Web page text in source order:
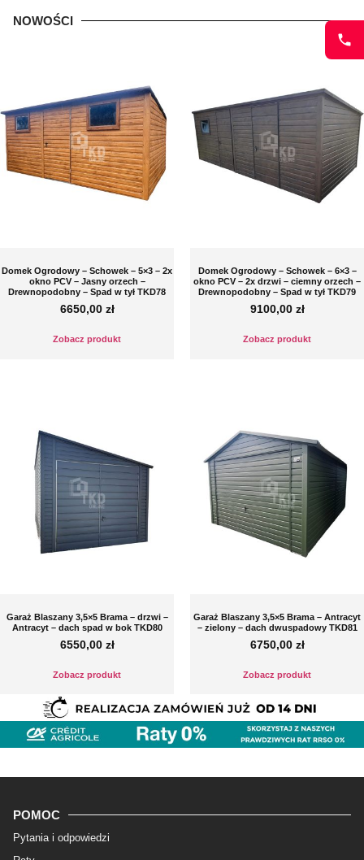
NOWOŚCI
Domek Ogrodowy – Schowek – 5×3 – 2x
okno PCV – Jasny orzech –
Drewnopodobny – Spad w tył TKD78
6650,00 zł
Zobacz produkt
Domek Ogrodowy – Schowek – 6×3 –
okno PCV – 2x drzwi – ciemny orzech –
Drewnopodobny – Spad w tył TKD79
9100,00 zł
Zobacz produkt
Garaż Blaszany 3,5×5 Brama – drzwi –
Antracyt – dach spad w bok TKD80
6550,00 zł
Zobacz produkt
Garaż Blaszany 3,5×5 Brama – Antracyt
– zielony – dach dwuspadowy TKD81
6750,00 zł
Zobacz produkt
POMOC
Pytania i odpowiedzi